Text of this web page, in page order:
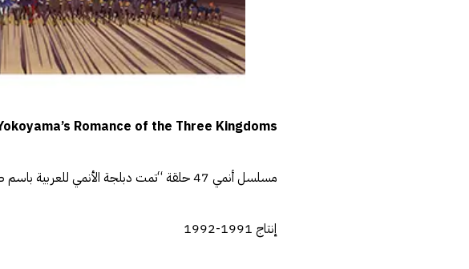
Romance of the Three Kingdoms
مسلسل أنمي 47 حلقة “تمت دبلجة الأنمي للعربية باسم صقور الأرض”
إنتاج 1991-1992